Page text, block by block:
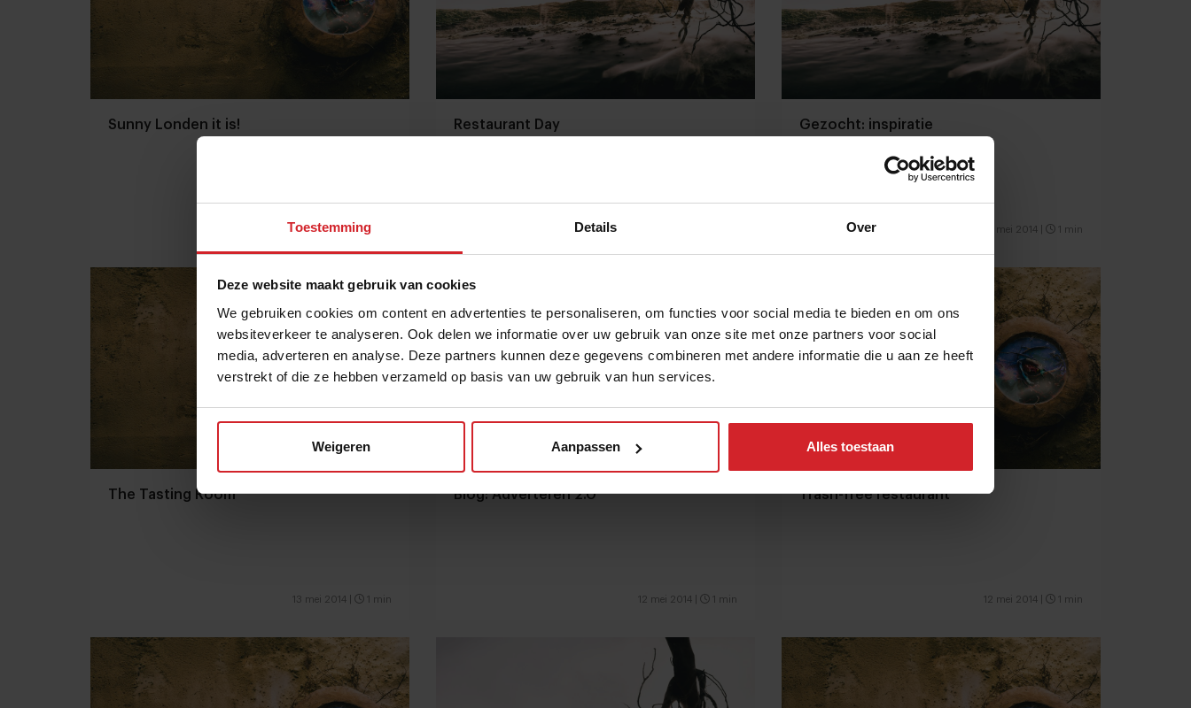
Toestemming Details Over
Deze website maakt gebruik van cookies
We gebruiken cookies om content en advertenties te personaliseren, om functies voor social media te bieden en om ons
websiteverkeer te analyseren. Ook delen we informatie over uw gebruik van onze site met onze partners voor social
media, adverteren en analyse. Deze partners kunnen deze gegevens combineren met andere informatie die u aan ze heeft
verstrekt of die ze hebben verzameld op basis van uw gebruik van hun services.
Weigeren Aanpassen Alles toestaan
Sunny Londen it is!
14 mei 2014| 1 min
Restaurant Day Gezocht: inspiratie
13 mei 2014 1 min
The Tasting Room
13 mei 2014 1 min
Blog: Adverteren 2.0
12 mei 2014 1 min
Trash-free restaurant
12 mei 2014 1 min